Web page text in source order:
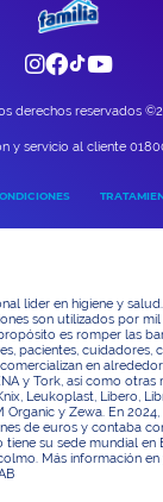
derechos reservados
y servicio al cliente
líder en higiene y
son utilizados por
es romper las
pacientes, cuidadores,
en
y Tork, así como otras
Leukoplast, Libero,
Organic y Zewa. En
de euros y contaba
su sede mundial en
Más información en